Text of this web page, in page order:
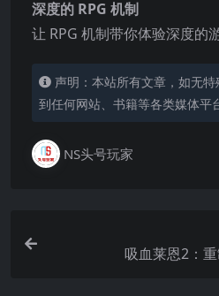
深度的 RPG 机制
让 RPG 机制带你体验深度的
声明：本站所有文章，如无
到任何网站、书籍等各类媒体平
NS头号玩家
吸血莱恩2：